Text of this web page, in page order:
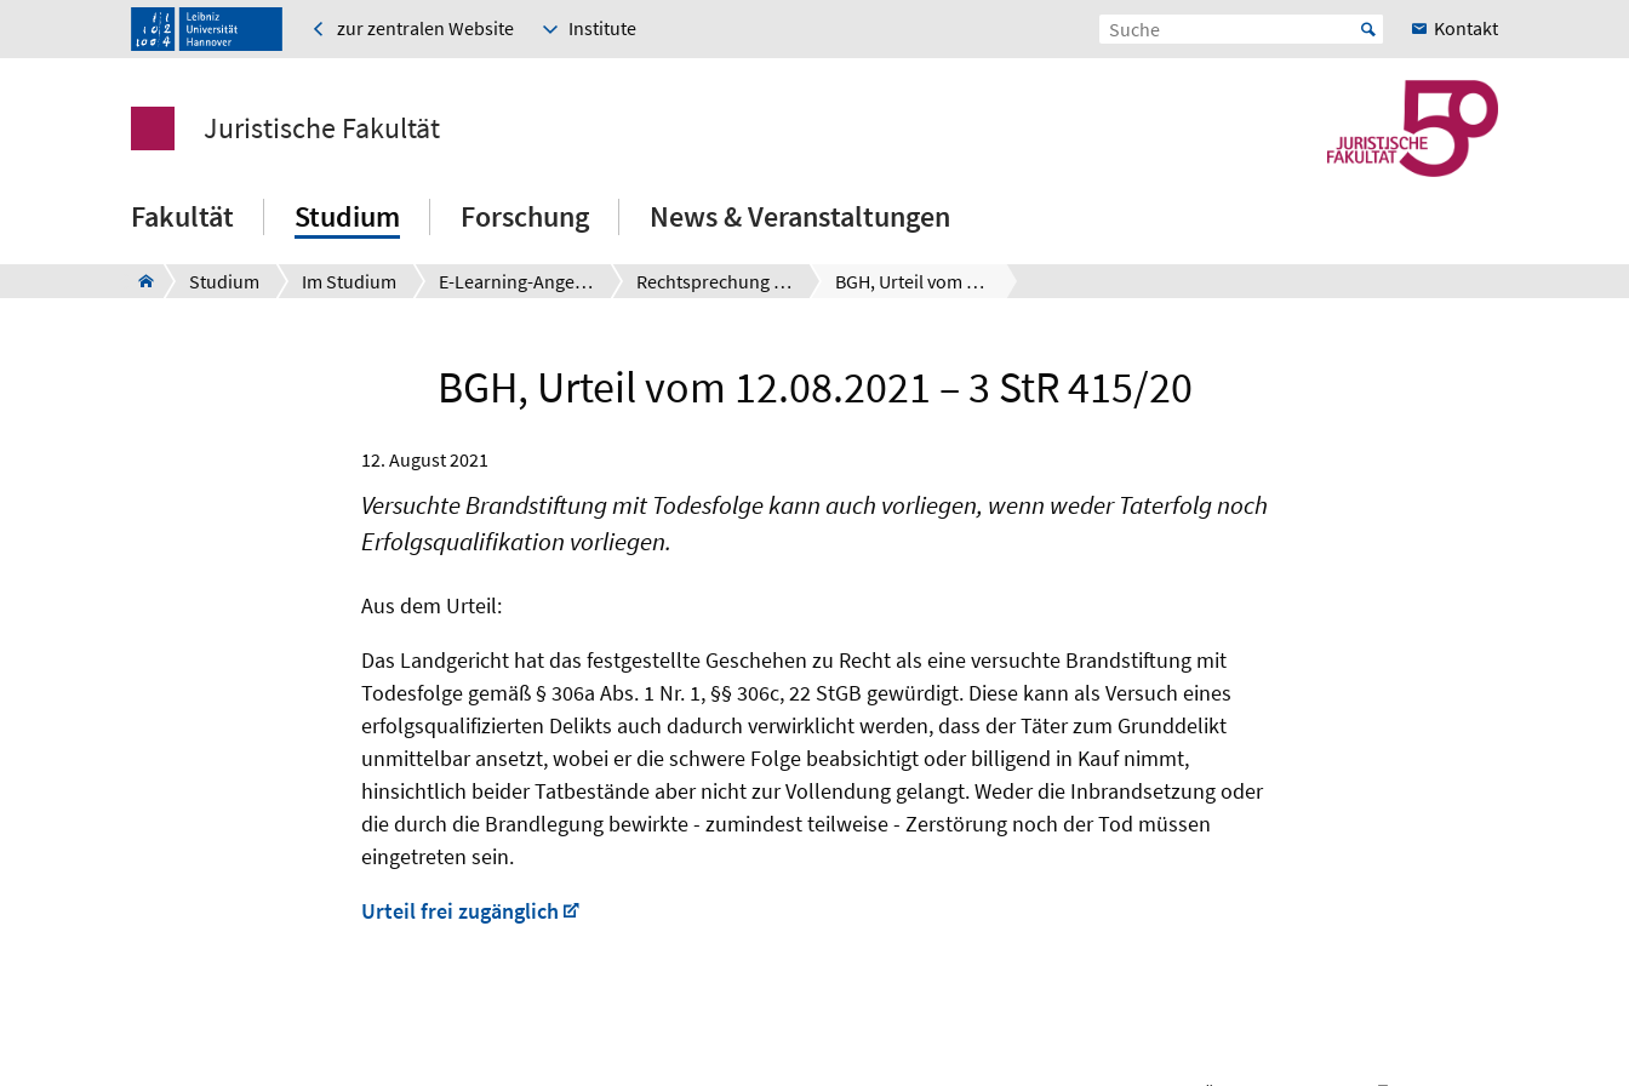
zur zentralen Website Institute Kontakt
Juristische Fakultät
Fakultät Studium Forschung News & Veranstaltungen
Studium Im Studium E-Learning-Angebote Rechtsprechung kompakt BGH, Urteil vom 12.08.2021 – 3 StR 415/20
BGH, Urteil vom 12.08.2021 – 3 StR 415/20
12. August 2021
Versuchte Brandstiftung mit Todesfolge kann auch vorliegen, wenn weder Taterfolg noch
Erfolgsqualifikation vorliegen.
Aus dem Urteil:
Das Landgericht hat das festgestellte Geschehen zu Recht als eine versuchte Brandstiftung mit
Todesfolge gemäß § 306a Abs. 1 Nr. 1, §§ 306c, 22 StGB gewürdigt. Diese kann als Versuch eines
erfolgsqualifizierten Delikts auch dadurch verwirklicht werden, dass der Täter zum Grunddelikt
unmittelbar ansetzt, wobei er die schwere Folge beabsichtigt oder billigend in Kauf nimmt,
hinsichtlich beider Tatbestände aber nicht zur Vollendung gelangt. Weder die Inbrandsetzung oder
die durch die Brandlegung bewirkte - zumindest teilweise - Zerstörung noch der Tod müssen
eingetreten sein.
Urteil frei zugänglich